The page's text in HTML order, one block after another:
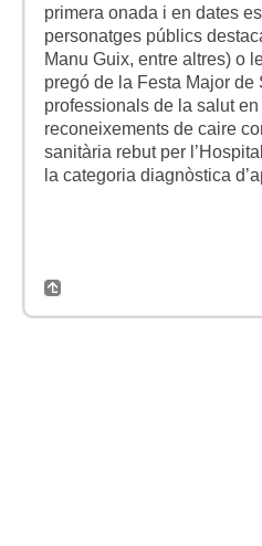
primera onada i en dates
personatges públics
Manu Guix, entre altres) o
pregó de la Festa Major
professionals de la salut
reconeixements de caire
sanitària rebut per
la categoria diagnòstica